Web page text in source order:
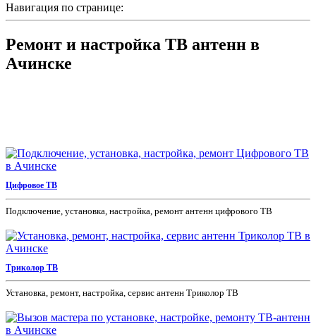
Навигация по странице:
Ремонт и настройка ТВ антенн в
Ачинске
Цифровое ТВ
Подключение, установка, настройка, ремонт антенн цифрового ТВ
Триколор ТВ
Установка, ремонт, настройка, сервис антенн Триколор ТВ